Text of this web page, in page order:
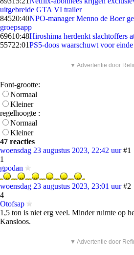
uitgebreide GTA VI trailer
84520:40NPO-manager Menno de Boer
groepsapp
69610:48Hiroshima herdenkt slachtoffers
55722:01PS5-doos waarschuwt voor
▼ Advertentie door
Font-grootte:
Normaal
Kleiner
regelhoogte :
Normaal
Kleiner
47 reacties
woensdag 23 augustus 2023, 22:42 uur #1
1
gpodan
woensdag 23 augustus 2023, 23:01 uur #2
4
Otofsap
1,5 ton is niet erg veel. Minder ruimte op
Kansloos.
▼ Advertentie door